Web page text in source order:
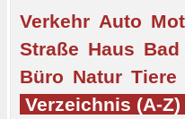
Verkehr Auto
Straße Haus Bad
Büro Natur Tiere
Verzeichnis (A-Z)